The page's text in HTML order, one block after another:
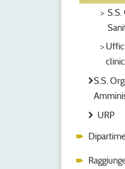
S.S.
URP